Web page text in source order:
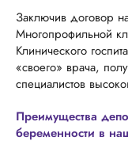
Заключив договор
Многопрофильной
Клинического
«своего» врача,
специалистов
Преимущества
беременности в